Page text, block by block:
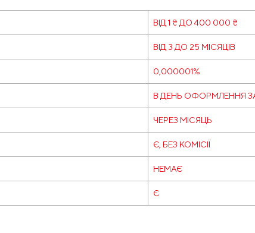
ВІД 1 ₴ ДО 400 000 ₴
ВІД 3 ДО 25 МІСЯЦІВ
0,000001%
В ДЕНЬ ОФОРМЛЕННЯ
ЧЕРЕЗ МІСЯЦЬ
Є, БЕЗ КОМІСІЇ
НЕМАЄ
Є